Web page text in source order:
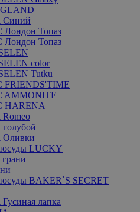
Синий
Топаз
Топаз
color
Tutku
FRIENDS'TIME
AMMONITE
HARENA
Оливки
LUCKY
BAKER`S SECRET
лапка